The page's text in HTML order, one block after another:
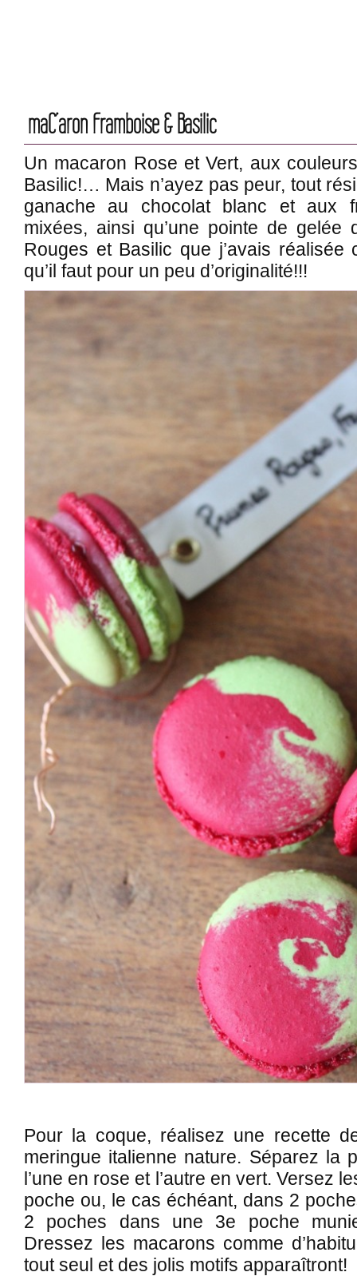
maC’aron Framboise & Basilic
Un macaron Rose et Vert, aux
Basilic!… Mais n’ayez pas peur, tout
ganache au chocolat blanc et aux
mixées, ainsi qu’une pointe de gelée
Rouges et Basilic que j’avais
qu’il faut pour un peu d’originalité!!!
Pour la coque, réalisez une recette
meringue italienne nature. Séparez la
l’une en rose et l’autre en vert. Versez
poche ou, le cas échéant, dans 2
2 poches dans une 3e poche
Dressez les macarons comme
tout seul et des jolis motifs apparaîtront!